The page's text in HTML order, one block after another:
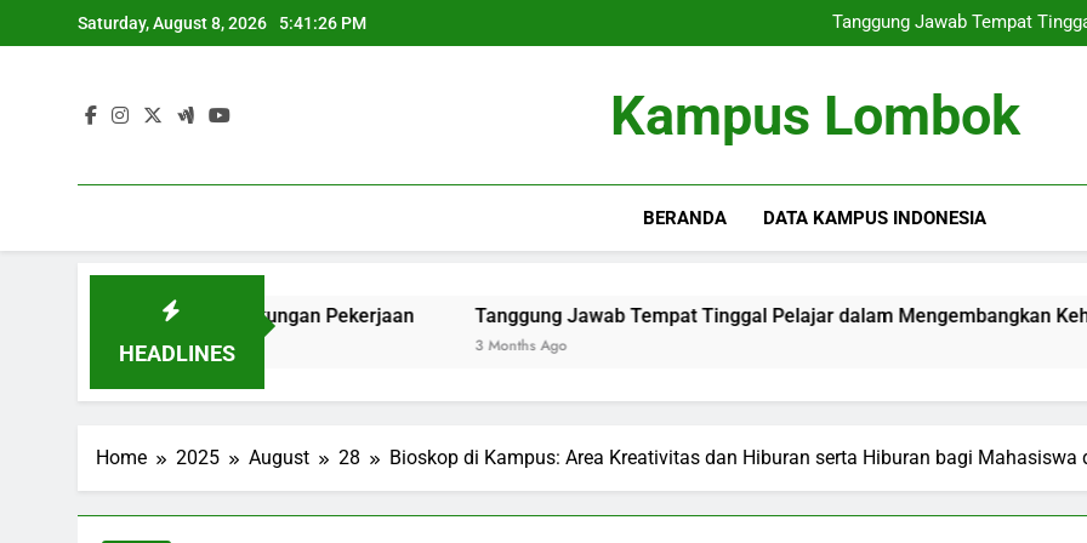
to
Saturday, August 8, 2026 5:41:27 PM
Tanggung Jawab Tempat
Tanggung Jawab Tempat
Kampus Lombok
BERANDA DATA KAMPUS INDONESIA
HEADLINES
Kenyataan Lingkungan Pekerjaan Tanggung Jawab Tempat Tinggal Pelajar dalam Mengembangkan Kehidupan
Home 2025 August 28 Bioskop di Kampus: Area Kreativitas dan Hiburan serta Hiburan bagi Mahasiswa